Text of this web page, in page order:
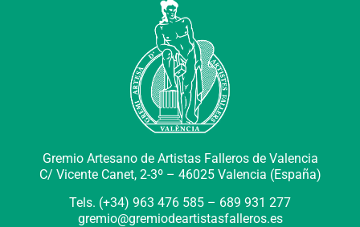
Gremio Artesano de Artistas Falleros de Valencia
C/ Vicente Canet, 2-3º – 46025 Valencia (España)
Tels. (+34) 963 476 585 – 689 931 277
gremio@gremiodeartistasfalleros.es